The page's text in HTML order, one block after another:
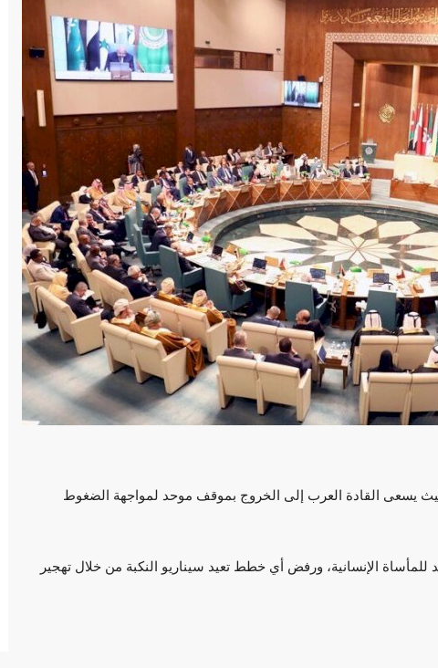
يسعى القادة العرب إلى الخروج بموقف موحد لمواجهة الضغوط
الإنسانية، ورفض أي خطط تعيد سيناريو النكبة من خلال تهجير
الهندي وسط صدمة
حصري
من هو مخلب إخواني وقصة البركة سيتي في
فرنسا؟
من هو مخلب إخواني وقصة البركة سيتي في فرنسا؟